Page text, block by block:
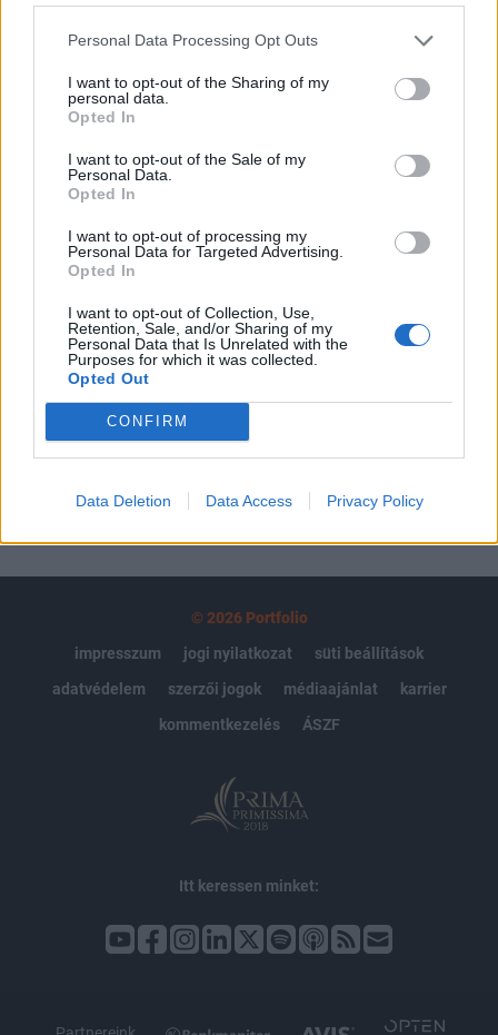
Personal Data Processing Opt Outs
I want to opt-out of the Sharing of my
personal data.
Opted In
I want to opt-out of the Sale of my
Personal Data.
Opted In
I want to opt-out of processing my
Personal Data for Targeted Advertising.
Opted In
I want to opt-out of Collection, Use,
Retention, Sale, and/or Sharing of my
Personal Data that Is Unrelated with the
Purposes for which it was collected.
Opted Out
CONFIRM
Data Deletion Data Access Privacy Policy
KEDVES OLVASÓNK!
A keresett cikk a portfolio.hu hírarchívumához
tartozik, melynek olvasása előfizetéses
regisztrációhoz kötött.
Portfolio.hu teljes cikkarchívum
Kötéslisták: BÉT elmúlt 2 év napon belüli
kötéslistái
Előfizetés
MÁR ELŐFIZETŐNK VAGY?
© 2026 Portfolio
impresszum
jogi nyilatkozat
süti beállítások
adatvédelem
szerzői jogok médiaajánlat
karrier
kommentkezelés
ÁSZF
Itt keressen minket: